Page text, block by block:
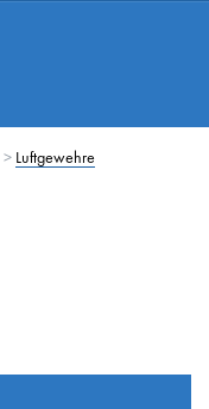
> Luftgewehre